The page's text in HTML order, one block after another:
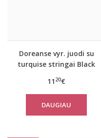
Doreanse vyr. juodi su
turquise stringai Black
11 20€
DAUGIAU